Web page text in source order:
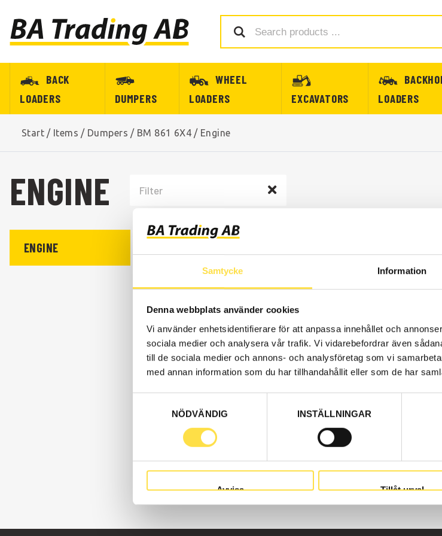
Samtycke Information
Denna webbplats använder cookies
Vi använder enhetsidentifierare för att anpassa innehållet och
sociala medier och analysera vår trafik. Vi vidarebefordrar även
till de sociala medier och annons- och analysföretag som vi
med annan information som du har tillhandahållit eller som de har
NÖDVÄNDIG
INSTÄLLNINGAR
Avvisa Tillåt urval
BACK
LOADERS
DUMPERS
WHEEL
LOADERS
EXCAVATORS
LOADERS
Start / Items / Dumpers / BM 861 6X4 / Engine
ENGINE
ENGINE